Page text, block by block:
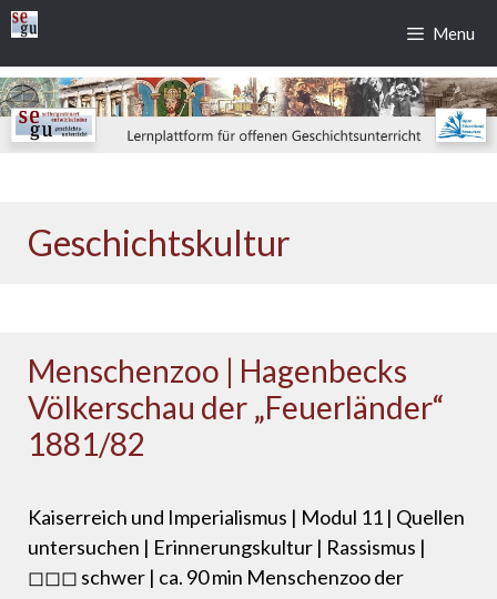
Zum
Inhalt
springen
Menu
Geschichtskultur
Menschenzoo | Hagenbecks
Völkerschau der „Feuerländer“
1881/82
Kaiserreich und Imperialismus | Modul 11 | Quellen
untersuchen | Erinnerungskultur | Rassismus |
◻◻◻ schwer | ca. 90 min Menschenzoo der